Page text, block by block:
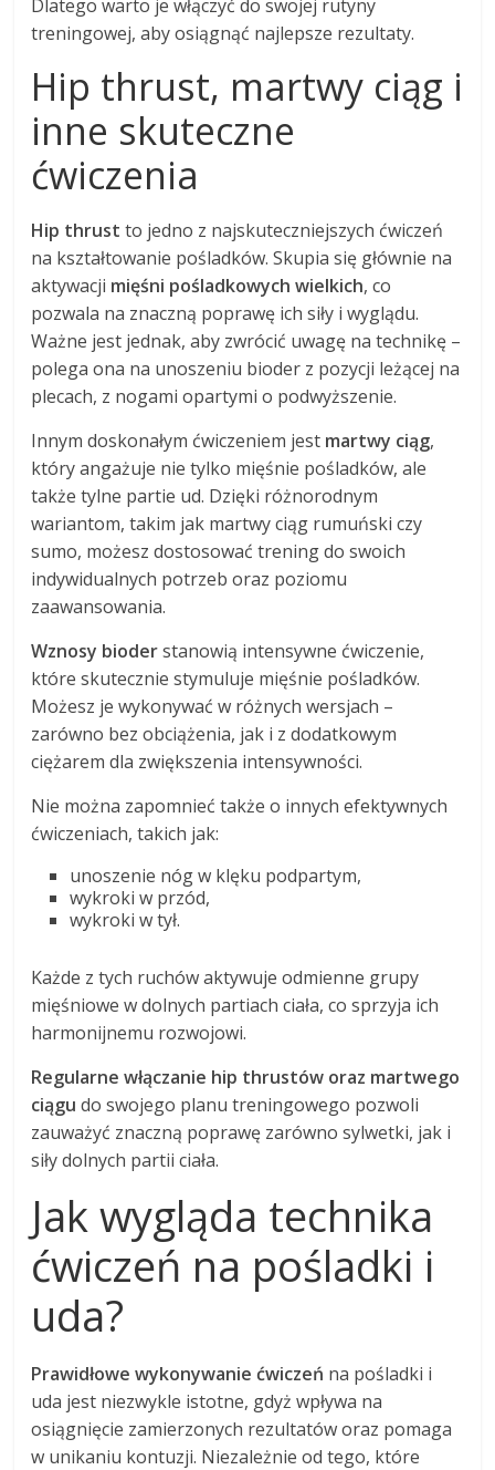
Dlatego warto je włączyć do swojej rutyny
treningowej, aby osiągnąć najlepsze rezultaty.
Hip thrust, martwy ciąg i
inne skuteczne
ćwiczenia
Hip thrust to jedno z najskuteczniejszych ćwiczeń
na kształtowanie pośladków. Skupia się głównie na
aktywacji mięśni pośladkowych wielkich, co
pozwala na znaczną poprawę ich siły i wyglądu.
Ważne jest jednak, aby zwrócić uwagę na technikę –
polega ona na unoszeniu bioder z pozycji leżącej na
plecach, z nogami opartymi o podwyższenie.
Innym doskonałym ćwiczeniem jest martwy ciąg,
który angażuje nie tylko mięśnie pośladków, ale
także tylne partie ud. Dzięki różnorodnym
wariantom, takim jak martwy ciąg rumuński czy
sumo, możesz dostosować trening do swoich
indywidualnych potrzeb oraz poziomu
zaawansowania.
Wznosy bioderstanowią intensywne ćwiczenie,
które skutecznie stymuluje mięśnie pośladków.
Możesz je wykonywać w różnych wersjach –
zarówno bez obciążenia, jak i z dodatkowym
ciężarem dla zwiększenia intensywności.
Nie można zapomnieć także o innych efektywnych
ćwiczeniach, takich jak:
unoszenie nóg w klęku podpartym,
wykroki w przód,
wykroki w tył.
Każde z tych ruchów aktywuje odmienne grupy
mięśniowe w dolnych partiach ciała, co sprzyja ich
harmonijnemu rozwojowi.
Regularne włączanie hip thrustów oraz martwego
ciągu do swojego planu treningowego pozwoli
zauważyć znaczną poprawę zarówno sylwetki, jak i
siły dolnych partii ciała.
Jak wygląda technika
ćwiczeń na pośladki i
uda?
Prawidłowe wykonywanie ćwiczeń na pośladki i
uda jest niezwykle istotne, gdyż wpływa na
osiągnięcie zamierzonych rezultatów oraz pomaga
w unikaniu kontuzji. Niezależnie od tego, które